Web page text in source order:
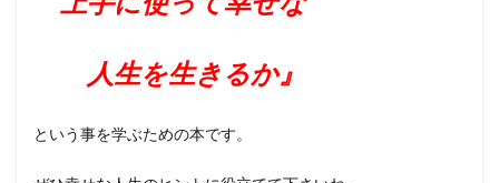
人生を生きるか』
という事を学ぶための本です。